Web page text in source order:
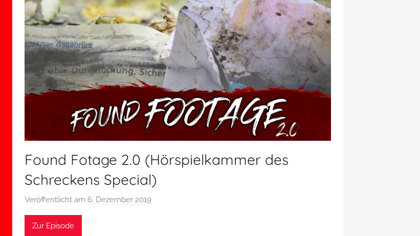
Found Fotage 2.0 (Hörspielkammer des
Schreckens Special)
Veröffentlicht am 6. Dezember 2019
Zur Episode